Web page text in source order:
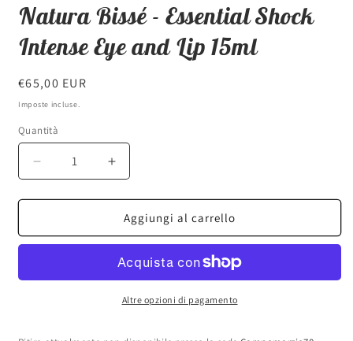
multimediali
1
in
finestra
modale
Natura Bissé - Essential Shock
Intense Eye and Lip 15ml
Prezzo
di
€65,00 EUR
Imposte incluse.
Quantità
Diminuisci
quantità
per
Bissé
Shock
Aumenta
quantità
per
Natura
Bissé
Essential
Shock
Intense
Aggiungi al carrello
Altre opzioni di pagamento